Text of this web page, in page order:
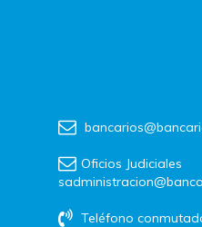
Oficios Judiciales
Teléfono